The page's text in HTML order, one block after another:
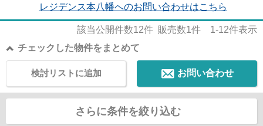
レジデンス本八幡へのお問い合わせはこちら
該当公開件数12件 販売数1件 1-12件表示
チェックした物件をまとめて
お問い合わせ
検討リストに追加
さらに条件を絞り込む